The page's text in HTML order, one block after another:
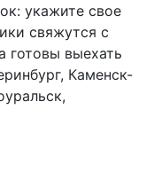
укажите свое
свяжутся с
готовы выехать
Каменск-